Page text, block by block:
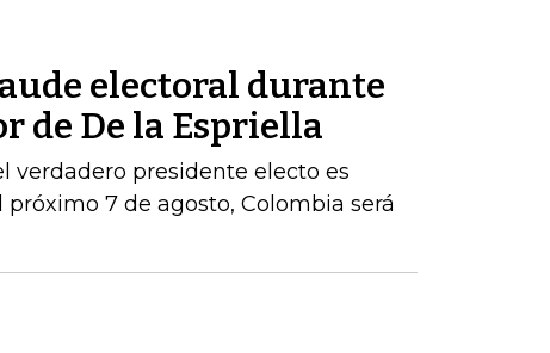
electoral durante
de De la Espriella
verdadero presidente electo es
7 de agosto, Colombia será